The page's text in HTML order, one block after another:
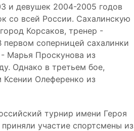
и девушек 2004-2005 годов
со всей России. Сахалинскую
Корсаков, тренер -
соперницей сахалинки
Марья Проскунова из
Однако в третьем бое,
Ксении Олеференко из
турнир имени Героя
участие спортсмены из